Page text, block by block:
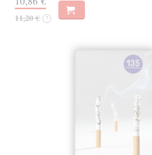
11,20 € ?